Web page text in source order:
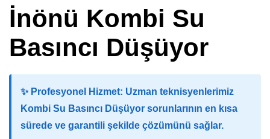
İnönü Kombi Su
Basıncı Düşüyor
✨ Profesyonel Hizmet: Uzman teknisyenlerimiz
Kombi Su Basıncı Düşüyor sorunlarının en kısa
sürede ve garantili şekilde çözümünü sağlar.